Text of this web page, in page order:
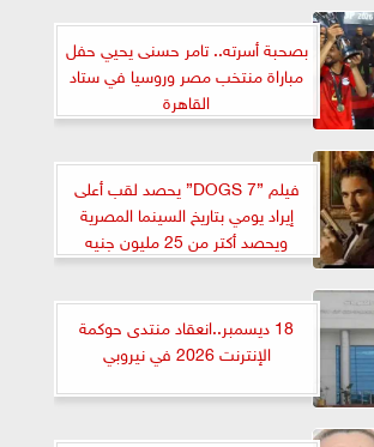
بصحبة أسرته.. تامر حسنى يحيي حفل
مباراة منتخب مصر وروسيا في ستاد
القاهرة
فيلم ”7 DOGS” يحصد لقب أعلى
إيراد يومي بتاريخ السينما المصرية
ويحصد أكتر من 25 مليون جنيه
18 ديسمبر..انعقاد منتدى حوكمة
الإنترنت 2026 في نيروبي